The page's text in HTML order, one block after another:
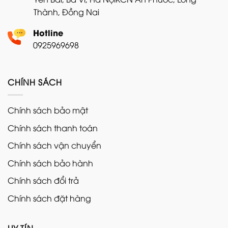
Thành, Đồng Nai
Hotline
0925969698
CHÍNH SÁCH
Chính sách bảo mật
Chính sách thanh toán
Chính sách vận chuyển
Chính sách bảo hành
Chính sách đổi trả
Chính sách đặt hàng